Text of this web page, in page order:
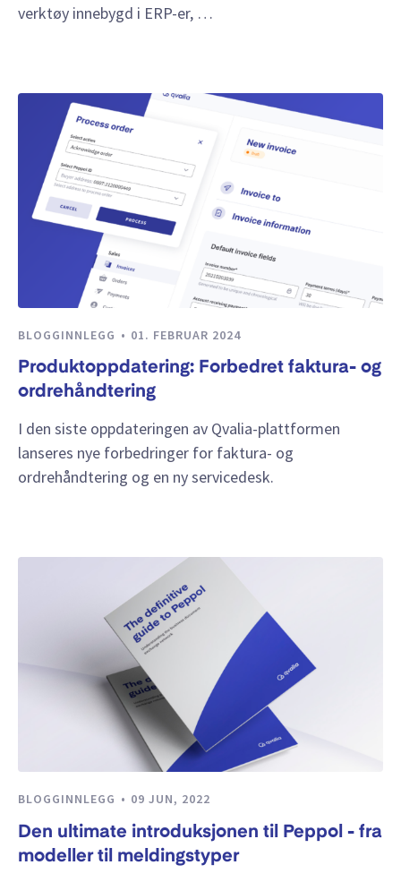
verktøy innebygd i ERP-er, …
BLOGGINNLEGG 01. FEBRUAR 2024
Produktoppdatering: Forbedret faktura- og
ordrehåndtering
I den siste oppdateringen av Qvalia-plattformen
lanseres nye forbedringer for faktura- og
ordrehåndtering og en ny servicedesk.
BLOGGINNLEGG 09 JUN, 2022
Den ultimate introduksjonen til Peppol - fra
modeller til meldingstyper